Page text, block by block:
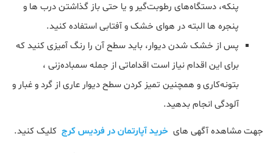
پنکه، دستگاه‌های رطوبت‌گیر و یا حتی باز گذاشتن درب ها و
پنجره‌ ها البته در هوای خشک و آفتابی استفاده کنید.
پس از خشک شدن دیوار، باید سطح آن را رنگ‌ آمیزی کنید که
برای این اقدام نیاز است اقداماتی از جمله سمباده‌زنی ،
بتونه‌کاری و همچنین تمیز کردن سطح دیوار عاری از گرد و غبار و
آلودگی انجام بدهید.
جهت مشاهده آگهی های خرید آپارتمان در فردیس کرج کلیک کنید.